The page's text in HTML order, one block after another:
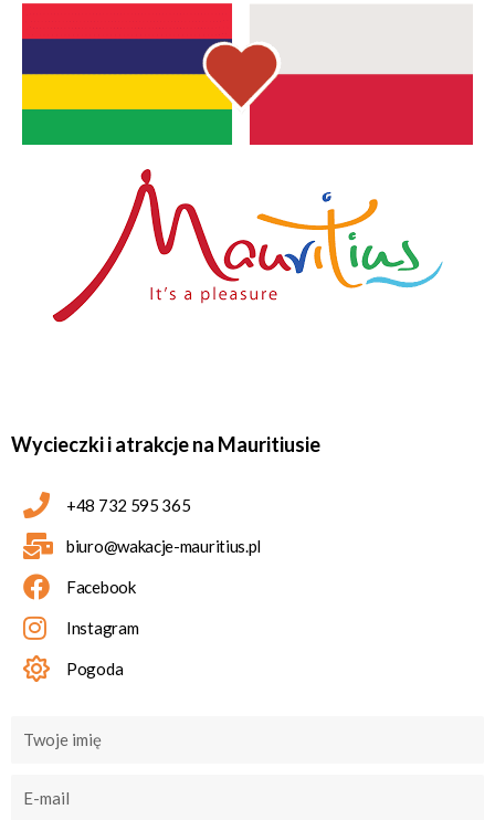
Wycieczki i atrakcje na Mauritiusie
+48 732 595 365
biuro@wakacje-mauritius.pl
Facebook
Instagram
Pogoda